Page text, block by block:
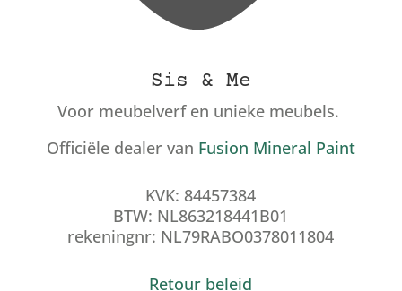
Sis & Me
Voor meubelverf en unieke meubels.
Officiële dealer van Fusion Mineral Paint
KVK: 84457384
BTW: NL863218441B01
rekeningnr: NL79RABO0378011804
Retour beleid